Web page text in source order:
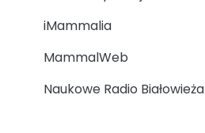
iMammalia
MammalWeb
Naukowe Radio Białowieża